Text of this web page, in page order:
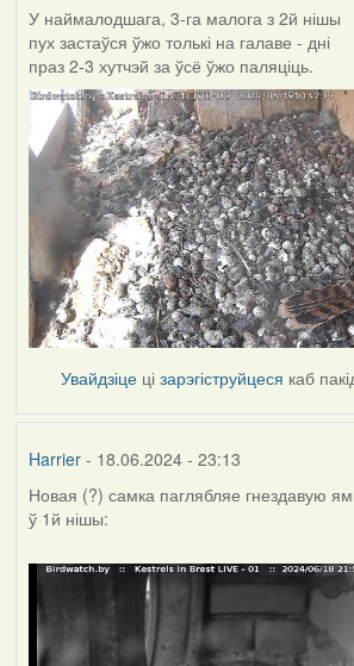
У наймалодшага, 3-га малога з 2й нішы
пух застаўся ўжо толькі на галаве - дні
праз 2-3 хутчэй за ўсё ўжо паляціць.
Увайдзіце цізарэгіструйцеся каб
Harrier- 18.06.2024 - 23:13
Новая (?) самка паглябляе гнездавую
ў 1й нішы: